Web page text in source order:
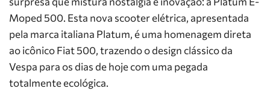
Moped 500. Esta nova scooter elétrica, apresentada
pela marca italiana Platum, é uma homenagem direta
ao icônico Fiat 500, trazendo o design clássico da
Vespa para os dias de hoje com uma pegada
totalmente ecológica.